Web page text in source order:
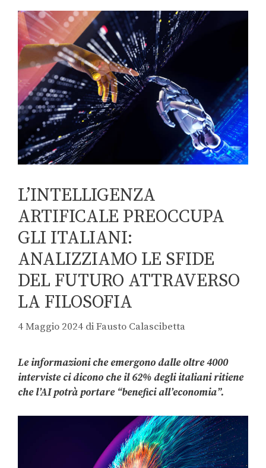
L’INTELLIGENZA
ARTIFICALE PREOCCUPA
GLI ITALIANI:
ANALIZZIAMO LE SFIDE
DEL FUTURO ATTRAVERSO
LA FILOSOFIA
4 Maggio 2024 diFausto Calascibetta
Le informazioni che emergono dalle oltre 4000
interviste ci dicono che il 62% degli italiani ritiene
che l’AI potrà portare “benefici all’economia”.